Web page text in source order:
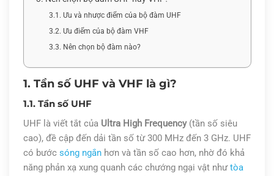
3.1. Ưu và nhược điểm của bộ đàm UHF
3.2. Ưu điểm của bộ đàm VHF
3.3. Nên chọn bộ đàm nào?
1. Tần số UHF và VHF là gì?
1.1. Tần số UHF
UHF là viết tắt của Ultra High Frequency(tần số siêu
cao), đề cập đến dải tần số từ 300 MHz đến 3 GHz. UHF
có bước sóng ngắnhơn và tần số cao hơn, nhờ đó khả
năng phản xạ xung quanh các chướng ngại vật nhưtòa